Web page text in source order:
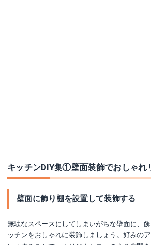
キッチンDIY集①壁面装飾でおしゃれ
壁面に飾り棚を設置して装飾する
無駄なスペースにしてしまいがちな壁面に、
ッチンをおしゃれに装飾しましょう。好みの